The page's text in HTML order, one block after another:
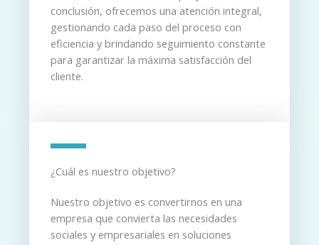
conclusión, ofrecemos una atención integral,
gestionando cada paso del proceso con
eficiencia y brindando seguimiento constante
para garantizar la máxima satisfacción del
cliente.
¿Cuál es nuestro objetivo?
Nuestro objetivo es convertirnos en una
empresa que convierta las necesidades
sociales y empresariales en soluciones